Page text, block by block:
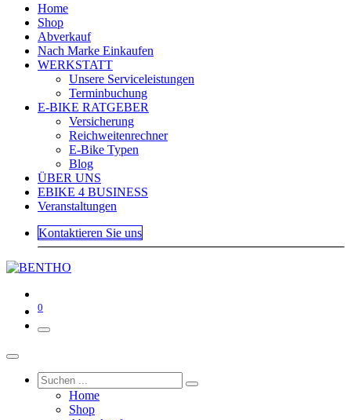
Home
Shop
Abverkauf
Nach Marke Einkaufen
WERKSTATT
Unsere Serviceleistungen
Terminbuchung
E-BIKE RATGEBER
Versicherung
Reichweitenrechner
E-Bike Typen
Blog
ÜBER UNS
EBIKE 4 BUSINESS
Veranstaltungen
Kontaktieren Sie uns
0
Home
Shop